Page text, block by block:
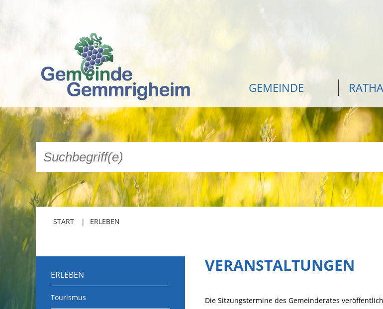
GEMEINDE
START ERLEBEN
ERLEBEN
Tourismus
VERANSTALTUNGEN
Die Sitzungstermine des Gemeinderates